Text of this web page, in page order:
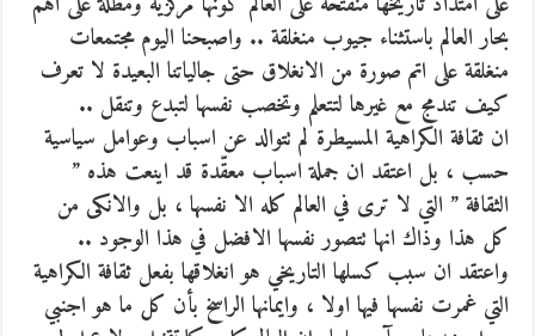
بحار العالم باستثناء جيوب منغلقة .. واصبحنا اليوم مجتمعات
منغلقة على اتم صورة من الانغلاق حتى جالياتنا البعيدة لا تعرف
كيف تندمج مع غيرها لتتعلم وتخصب نفسها لتبدع وتنقل ..
ان ثقافة الكراهية المسيطرة لم تتوالد عن اسباب وعوامل سياسية
حسب ، بل اعتقد ان جملة اسباب معقّدة قد اينعت هذه ”
الثقافة ” التي لا ترى في العالم كله الا نفسها ، بل والانكى من
كل هذا وذاك انها تتصور نفسها الافضل في هذا الوجود ..
واعتقد ان سبب كسلها التاريخي هو انغلاقها بفعل ثقافة الكراهية
التي غمرت نفسها فيها اولا ، وايمانها الراسخ بأن كل ما هو اجنبي